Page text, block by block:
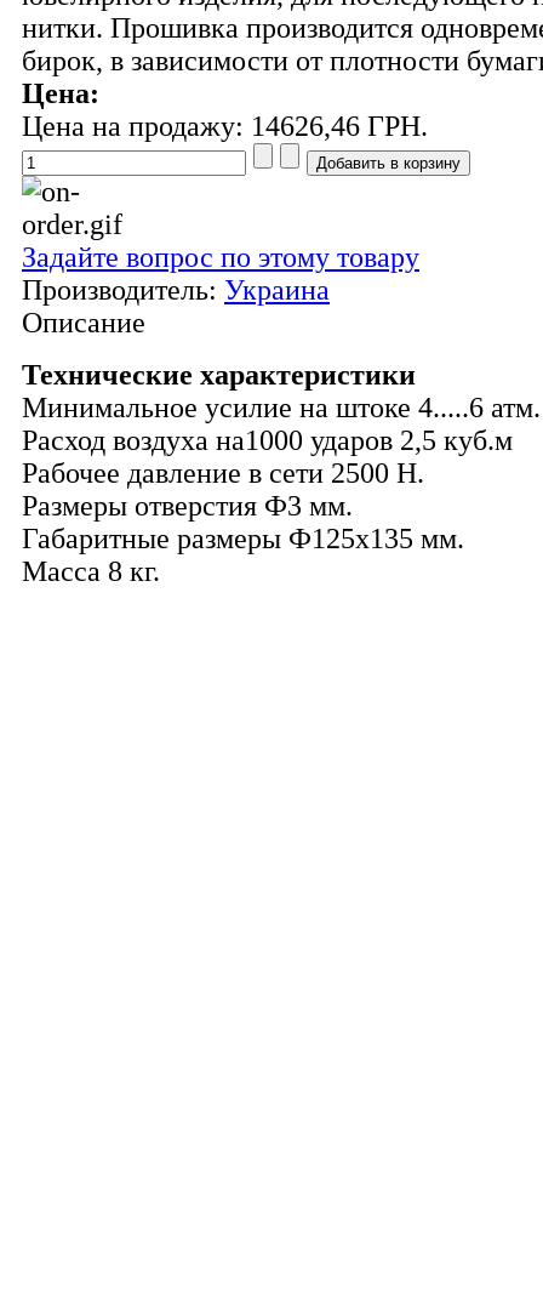
нитки. Прошивка производится
бирок, в зависимости от плотности
Цена:
Цена на продажу: 14626,46 ГРН.
Задайте вопрос по этому товару
Производитель: Украина
Описание
Технические характеристики
Минимальное усилие на штоке 4.....6 атм.
Расход воздуха на1000 ударов 2,5 куб.м
Рабочее давление в сети 2500 Н.
Размеры отверстия Ф3 мм.
Габаритные размеры Ф125х135 мм.
Масса 8 кг.